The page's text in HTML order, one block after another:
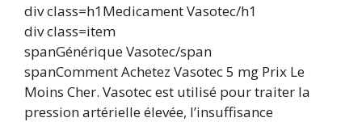
div class=h1Medicament Vasotec/h1
div class=item
spanGénérique Vasotec/span
spanComment Achetez Vasotec 5 mg Prix Le
Moins Cher. Vasotec est utilisé pour traiter la
pression artérielle élevée, l’insuffisance